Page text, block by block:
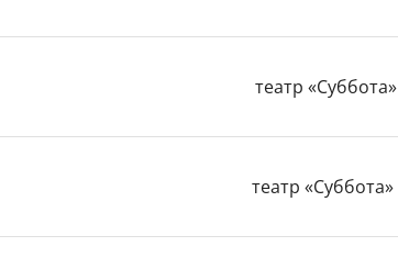
театр «Суббота»
театр «Суббота»